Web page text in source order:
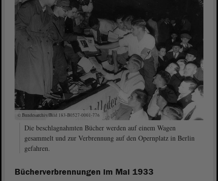
© Bundesarchiv/Bild 183-B0527-0001-776
Die beschlagnahmten Bücher werden auf einem Wagen
gesammelt und zur Verbrennung auf den Opernplatz in Berlin
gefahren.
Bücherverbrennungen im Mai 1933